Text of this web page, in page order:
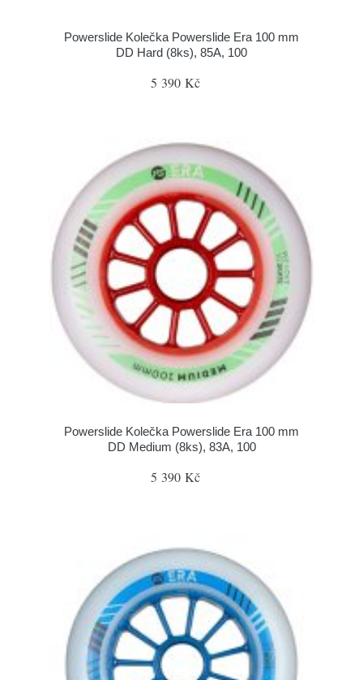
Powerslide Kolečka Powerslide Era 100 mm
DD Hard (8ks), 85A, 100
5 390 Kč
Powerslide Kolečka Powerslide Era 100 mm
DD Medium (8ks), 83A, 100
5 390 Kč